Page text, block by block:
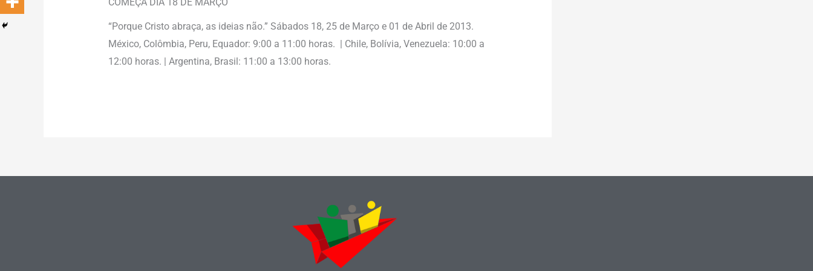
“Porque Cristo abraça, as ideias não.” Sábados 18, 25 de Março e 01 de Abril de 2013.
México, Colômbia, Peru, Equador: 9:00 a 11:00 horas. | Chile, Bolívia, Venezuela: 10:00 a
12:00 horas. | Argentina, Brasil: 11:00 a 13:00 horas.